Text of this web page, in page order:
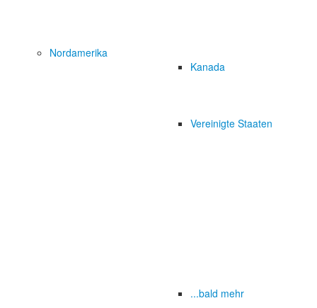
Nordamerika
Kanada
Vereinigte Staaten
...bald mehr